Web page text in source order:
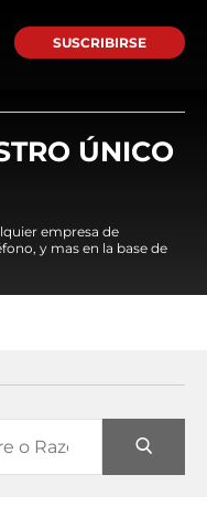
SUSCRIBIRSE
ÚNICO
empresa de
y mas en la base de